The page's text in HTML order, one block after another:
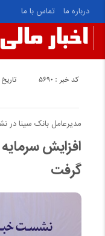
درباره ما تماس با ما
تاریخ کد خبر : 5690
مدیرعامل بانک سینا در
افزایش سرمایه
گرفت